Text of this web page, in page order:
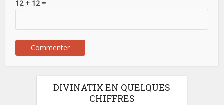
12 + 12 =
DIVINATIX EN QUELQUES
CHIFFRES